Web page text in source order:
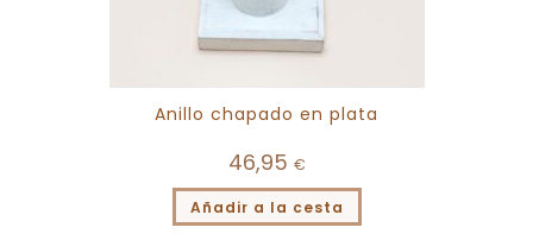
Anillo chapado en plata
46,95 €
Añadir a la cesta